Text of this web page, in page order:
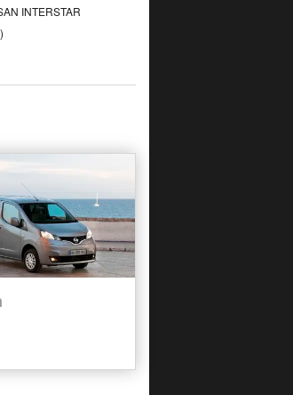
INTERSTAR